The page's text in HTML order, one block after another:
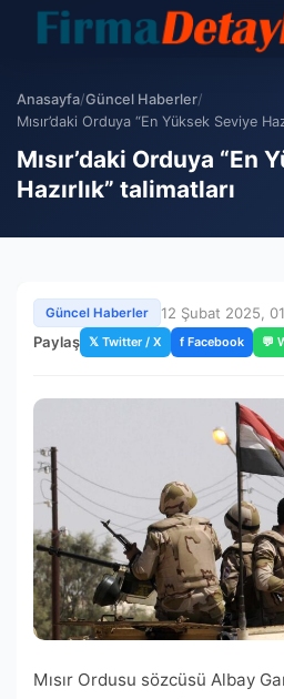
Anasayfa/Güncel Haberler/
Mısır’daki Orduya “En Yüksek Seviye
Mısır’daki Orduya “En
Hazırlık” talimatları
Güncel Haberler
12 Şubat 2025,
Paylaş 𝕏 Twitter / X f Facebook 💬
Mısır Ordusu sözcüsü Albay